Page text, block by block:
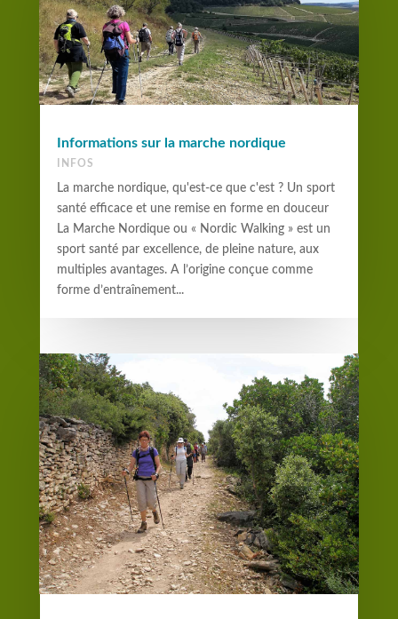
Informations sur la marche nordique
INFOS
La marche nordique, qu'est-ce que c'est ? Un sport
santé efficace et une remise en forme en douceur
La Marche Nordique ou « Nordic Walking » est un
sport santé par excellence, de pleine nature, aux
multiples avantages. A l’origine conçue comme
forme d’entraînement...